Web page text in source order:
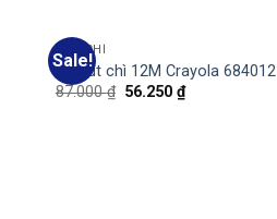
Sale!
BÚT CHÌ
Bộ bút chì 12M Crayola 684012
87.000₫ 56.250₫